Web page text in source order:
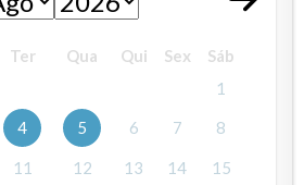
Ter Qua Qui Sex
Sáb
1
4 5 6 7 8
11 12 13 14
15